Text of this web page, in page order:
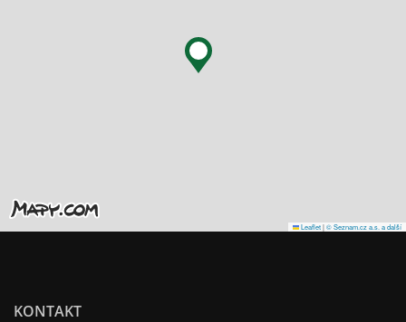
Leaflet|© Seznam.cz a.s. a další
KONTAKT